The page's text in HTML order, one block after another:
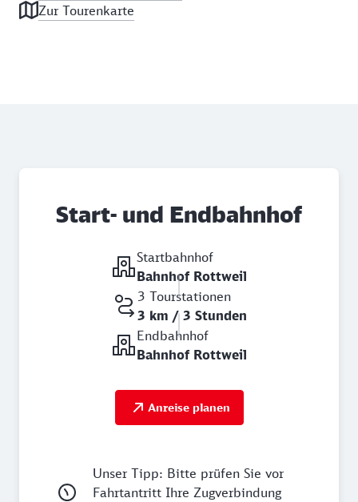
Zur Tourenkarte
Start- und Endbahnhof
Startbahnhof
Bahnhof Rottweil
3 Tourstationen
3 km / 3 Stunden
Endbahnhof
Bahnhof Rottweil
Anreise planen
Unser Tipp: Bitte prüfen Sie vor
Fahrtantritt Ihre Zugverbindung